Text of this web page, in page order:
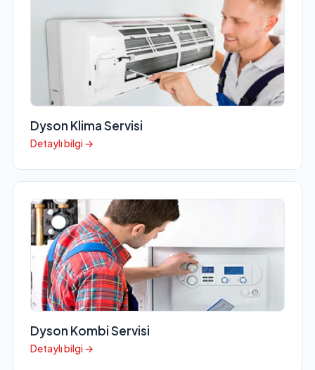
Dyson Klima Servisi
Detaylı bilgi →
Dyson Kombi Servisi
Detaylı bilgi →